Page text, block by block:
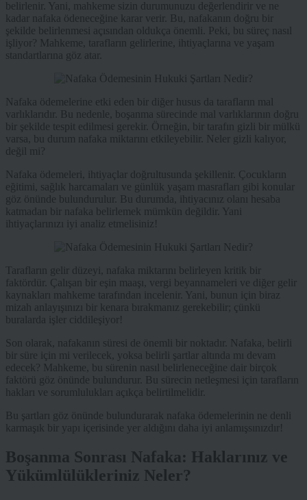
belirlenir. Yani, mahkeme sizin durumunuzu değerlendirir ve ne
kadar nafaka ödeneceğine karar verir. Bu, nafakanın doğru bir
şekilde belirlenmesi açısından oldukça önemli. Peki, bu süreç nasıl
işliyor? Mahkeme, tarafların gelirlerine, ihtiyaçlarına ve yaşam
standartlarına göz atar.
Nafaka ödemelerine etki eden bir diğer husus da tarafların mal
varlıklarıdır. Bu nedenle, boşanma sürecinde mal varlıklarının doğru
bir şekilde tespit edilmesi gerekir. Örneğin, bir tarafın gizli bir mülkü
varsa, bu durum nafaka miktarını etkileyebilir. Neler gizli kalıyor,
değil mi?
Nafaka ödemeleri, ihtiyaçlar doğrultusunda şekillenir. Çocukların
eğitimi, sağlık harcamaları ve günlük yaşam masrafları gibi konular
göz önünde bulundurulur. Bu durumda, ihtiyacınız olanı hesaba
katmadan bir nafaka belirlemek mümkün değildir. Yani
ihtiyaçlarınızı iyi analiz etmelisiniz!
Tarafların gelir düzeyi, nafaka miktarını belirleyen kritik bir
faktördür. Çalışan bir eşin maaşı, vergi beyannameleri ve diğer gelir
kaynakları mahkeme tarafından incelenir. Yani, bunun için biraz
mizah anlayışınızı bir kenara bırakmanız gerekebilir; çünkü
buralarda işler ciddileşiyor!
Son olarak, nafakanın süresi de önemli bir noktadır. Nafaka, belirli
bir süre için mi verilecek, yoksa belirli şartlar altında mı devam
edecek? Mahkeme, bu sürenin nasıl belirleneceğine dair birçok
faktörü göz önünde bulundurur. Bu sürecin netleşmesi için tarafların
hakları ve sorumlulukları açıkça belirtilmelidir.
Bu şartları göz önünde bulundurarak nafaka ödemelerinin ne denli
karmaşık bir yapı içerisinde yer aldığını daha iyi anlamışsınızdır!
Boşanma Sonrası Nafaka: Haklarınız ve
Yükümlülükleriniz Neler?